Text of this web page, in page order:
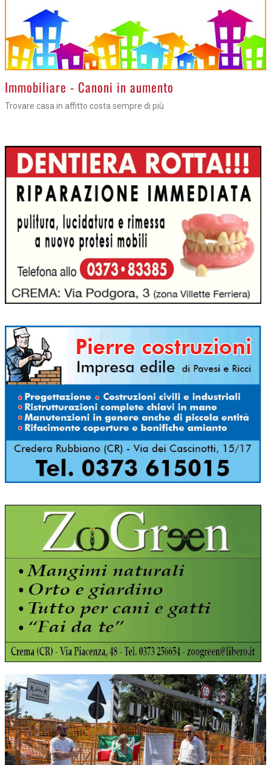
>Immobiliare - Canoni in aumento
Trovare casa in affitto costa sempre di più